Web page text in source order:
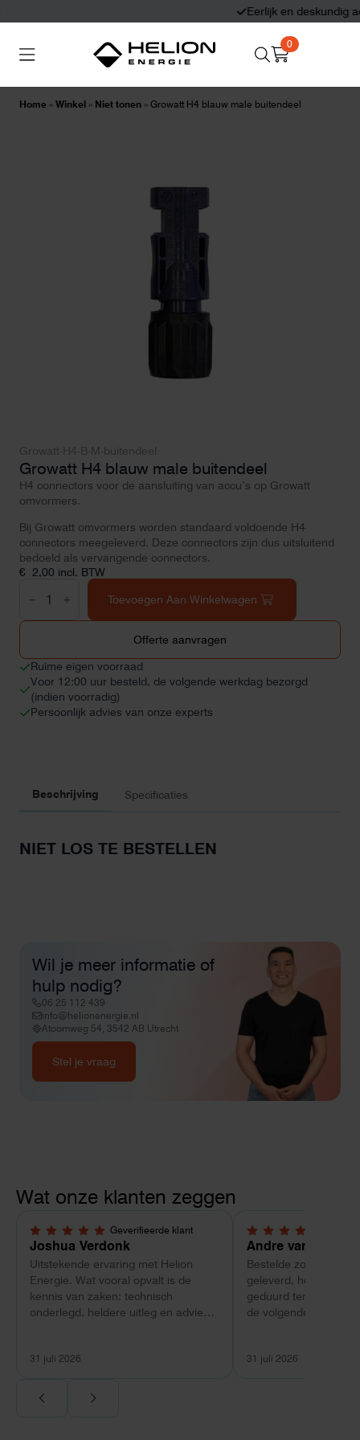
Eerlijk en deskundig advies
0
Home » Winkel » Niet tonen » Growatt H4 blauw male buitendeel
Growatt H4 blauw male buitendeel
H4 connectors voor de aansluiting van accu’s op Growatt
omvormers.
Bij Growatt omvormers worden standaard voldoende H4
connectors meegeleverd. Deze connectors zijn dus uitsluitend
bedoeld als vervangende connectors.
€ 2,00 incl. BTW
H4
blauw
male
Toevoegen Aan Winkelwagen
Offerte aanvragen
Ruime eigen voorraad
Voor 12:00 uur besteld, de volgende werkdag bezorgd
(indien voorradig)
Persoonlijk advies van onze experts
Beschrijving Specificaties
NIET LOS TE BESTELLEN
Wil je meer informatie of
hulp nodig?
06 25 112 439
info@helionenergie.nl
Atoomweg 54, 3542 AB Utrecht
Stel je vraag
Wat onze klanten zeggen
Geverifieerde klant
5,0 van 5 sterren
Joshua Verdonk
Uitstekende ervaring met Helion
Energie. Wat vooral opvalt is de
kennis van zaken: technisch
onderlegd, heldere uitleg en advies
Ook de nazorg is uitgebreid.
Voor ondernemers extra interessant:
31 juli 2026
4 van 5 sterren
Andre van
Bestelde
geleverd, heeft wel
geduurd terwijl bij
de volgende dag al
31 juli 2026
Thuisbatterijen Zonnepanelen